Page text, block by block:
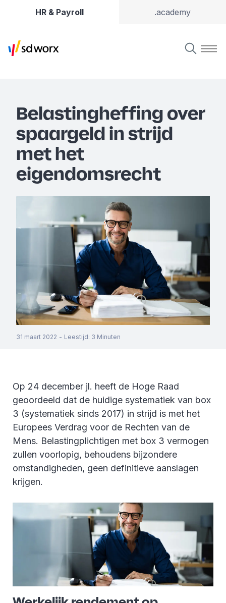
HR & Payroll .academy
Belastingheffing over
spaargeld in strijd
met het
eigendomsrecht
31 maart 2022 - Leestijd: 3 Minuten
Op 24 december jl. heeft de Hoge Raad
geoordeeld dat de huidige systematiek van box
3 (systematiek sinds 2017) in strijd is met het
Europees Verdrag voor de Rechten van de
Mens. Belastingplichtigen met box 3 vermogen
zullen voorlopig, behoudens bijzondere
omstandigheden, geen definitieve aanslagen
krijgen.